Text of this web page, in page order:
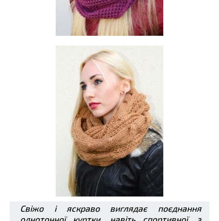
Свіжо і яскраво виглядає поєднання